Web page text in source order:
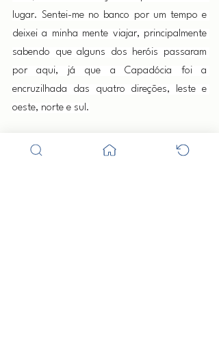
lugar. Sentei-me no banco por um tempo e
deixei a minha mente viajar, principalmente
sabendo que alguns dos heróis passaram
por aqui, já que a Capadócia foi a
encruzilhada das quatro direções, leste e
oeste, norte e sul.
Por alguns momentos a Fabiana me olhava